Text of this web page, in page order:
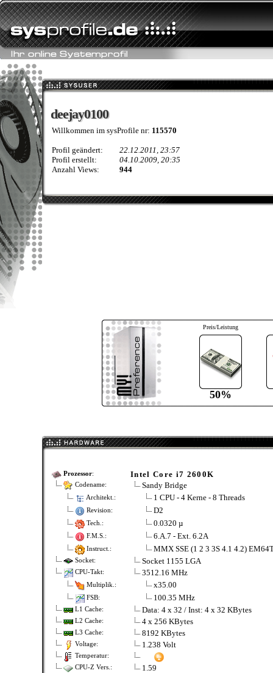
deejay0100
deejay0100
Willkommen im sysProfile nr: 115570
Profil geändert:
22.12.2011, 23:57
Profil erstellt:
04.10.2009, 20:35
Anzahl Views:
944
Preis/Leistung
50%
Prozessor: Intel Core i7 2600K
Codename: Sandy Bridge
Architekt.: 1 CPU - 4 Kerne - 8 Threads
Revision: D2
Tech.: 0.0320 µ
F.M.S.: 6.A.7 - Ext. 6.2A
Instruct.: MMX SSE (1 2 3 3S 4.1 4.2)
Socket: Socket 1155 LGA
CPU-Takt: 3512.16 MHz
Multiplik.: x35.00
FSB: 100.35 MHz
L1 Cache: Data: 4 x 32 / Inst: 4 x 32 KBytes
L2 Cache: 4 x 256 KBytes
L3 Cache: 8192 KBytes
Voltage: 1.238 Volt
Temperatur:
CPU-Z Vers.:
1.59